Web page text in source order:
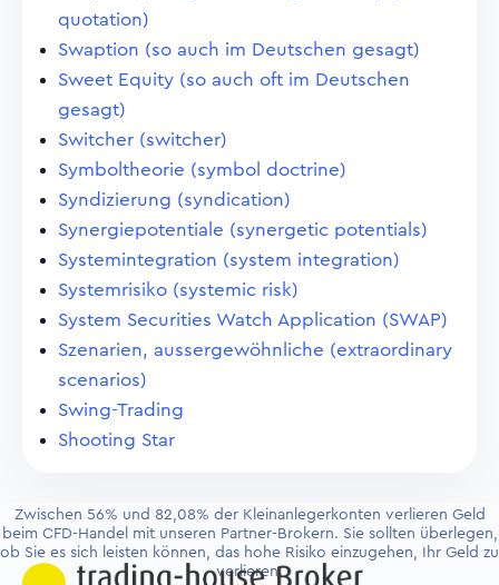
quotation)
Swaption (so auch im Deutschen gesagt)
Sweet Equity (so auch oft im Deutschen
gesagt)
Switcher (switcher)
Symboltheorie (symbol doctrine)
Syndizierung (syndication)
Synergiepotentiale (synergetic potentials)
Systemintegration (system integration)
Systemrisiko (systemic risk)
System Securities Watch Application (SWAP)
Szenarien, aussergewöhnliche (extraordinary
scenarios)
Swing-Trading
Shooting Star
Zwischen 56% und 82,08% der Kleinanlegerkonten verlieren Geld
beim CFD-Handel mit unseren Partner-Brokern. Sie sollten überlegen,
ob Sie es sich leisten können, das hohe Risiko einzugehen, Ihr Geld zu
verlieren.